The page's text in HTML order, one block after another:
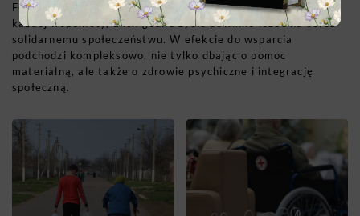
Fundacja Biedronki pokazuje, że seniorzy to fundament
każdej wspólnoty, a ich godne życie powinno leżeć na sercu
solidarnemu społeczeństwu. W efekcie do wsparcia
podchodzi kompleksowo, nie tylko dbając o pomoc
materialną, ale także o zdrowie psychiczne i integrację
społeczną.